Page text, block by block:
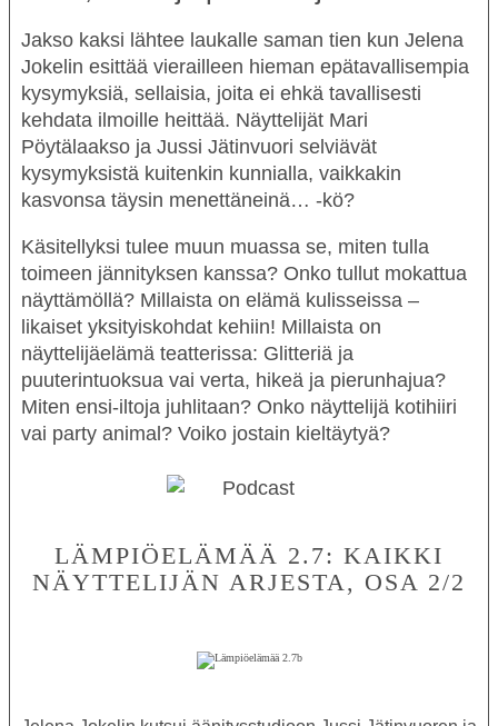
Jakso kaksi lähtee laukalle saman tien kun Jelena
Jokelin esittää vierailleen hieman epätavallisempia
kysymyksiä, sellaisia, joita ei ehkä tavallisesti
kehdata ilmoille heittää. Näyttelijät Mari
Pöytälaakso ja Jussi Jätinvuori selviävät
kysymyksistä kuitenkin kunnialla, vaikkakin
kasvonsa täysin menettäneinä… -kö?
Käsitellyksi tulee muun muassa se, miten tulla
toimeen jännityksen kanssa? Onko tullut mokattua
näyttämöllä? Millaista on elämä kulisseissa –
likaiset yksityiskohdat kehiin! Millaista on
näyttelijäelämä teatterissa: Glitteriä ja
puuterintuoksua vai verta, hikeä ja pierunhajua?
Miten ensi-iltoja juhlitaan? Onko näyttelijä kotihiiri
vai party animal? Voiko jostain kieltäytyä?
LÄMPIÖELÄMÄÄ 2.7: KAIKKI
NÄYTTELIJÄN ARJESTA, OSA 2/2